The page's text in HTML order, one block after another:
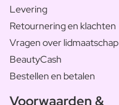
Levering
Retournering en klachten
Vragen over lidmaatschap
BeautyCash
Bestellen en betalen
Voorwaarden &